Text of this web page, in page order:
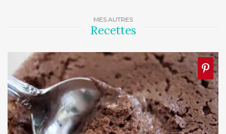
MES AUTRES
Recettes